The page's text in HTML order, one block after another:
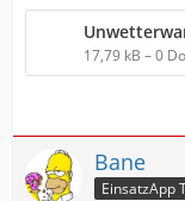
17,79 kB – 0
Bane
EinsatzApp